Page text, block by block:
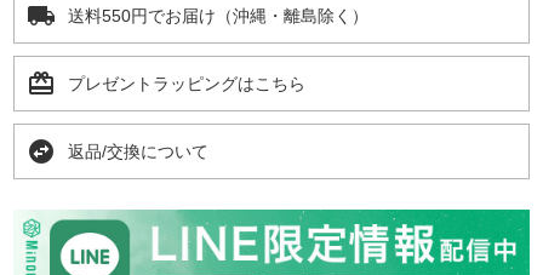
local_shipping 送料550円でお届け（沖縄・離島除く）
card_giftcard プレゼントラッピングはこちら
swap_horizontal_circle 返品/交換について